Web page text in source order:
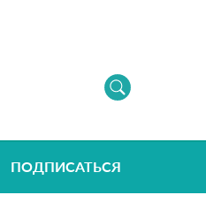
ПОДПИСАТЬСЯ